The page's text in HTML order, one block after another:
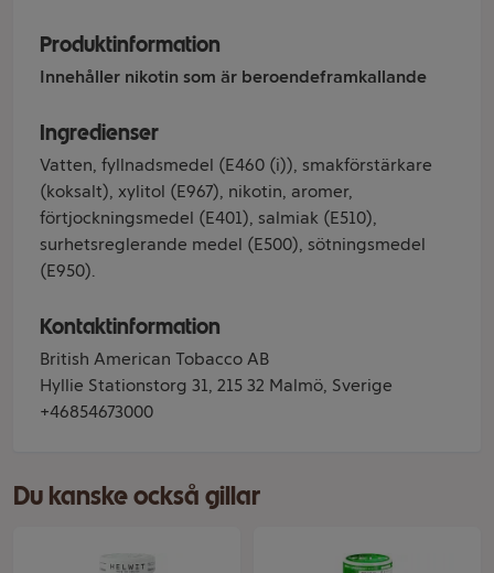
Produktinformation
Innehåller nikotin som är beroendeframkallande
Ingredienser
Vatten, fyllnadsmedel (E460 (i)), smakförstärkare
(koksalt), xylitol (E967), nikotin, aromer,
förtjockningsmedel (E401), salmiak (E510),
surhetsreglerande medel (E500), sötningsmedel
(E950).
Kontaktinformation
British American Tobacco AB
Hyllie Stationstorg 31, 215 32 Malmö, Sverige
+46854673000
Du kanske också gillar